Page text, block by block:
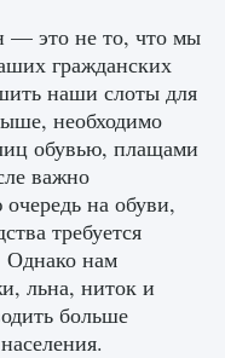
FC 25
0 1
— это не то, что мы
гражданских
наши слоты для
необходимо
обувью, плащами
важно
на обуви,
требуется
Однако нам
льна, ниток и
больше